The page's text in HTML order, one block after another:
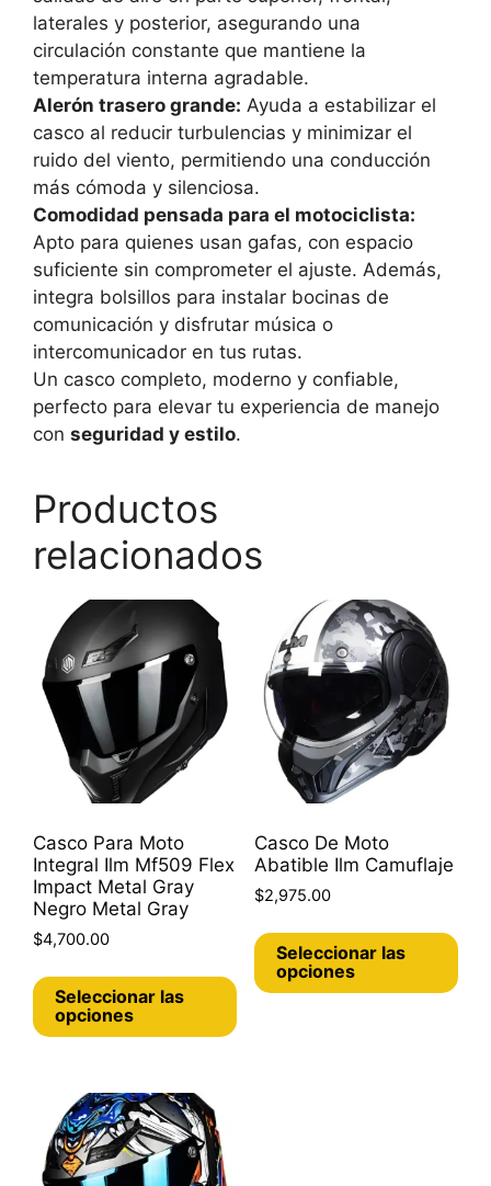
laterales y posterior, asegurando una
circulación constante que mantiene la
temperatura interna agradable.
Alerón trasero grande: Ayuda a estabilizar el
casco al reducir turbulencias y minimizar el
ruido del viento, permitiendo una conducción
más cómoda y silenciosa.
Comodidad pensada para el motociclista:
Apto para quienes usan gafas, con espacio
suficiente sin comprometer el ajuste. Además,
integra bolsillos para instalar bocinas de
comunicación y disfrutar música o
intercomunicador en tus rutas.
Un casco completo, moderno y confiable,
perfecto para elevar tu experiencia de manejo
con seguridad y estilo.
Productos
relacionados
Casco Para Moto
Integral Ilm Mf509 Flex
Impact Metal Gray
Negro Metal Gray
$4,700.00
Seleccionar las
opciones
producto
tiene
Casco De Moto
Abatible Ilm Camuflaje
$2,975.00
Seleccionar las
opciones